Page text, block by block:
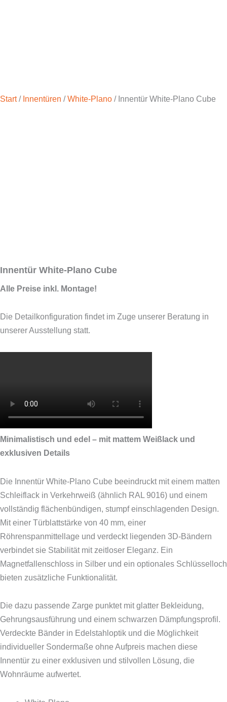
Start/ Innentüren /White-Plano / Innentür White-Plano Cube
Innentür White-Plano Cube
Alle Preise inkl. Montage!
Die Detailkonfiguration findet im Zuge unserer Beratung in
unserer Ausstellung statt.
Minimalistisch und edel – mit mattem Weißlack und
exklusiven Details
Die Innentür White-Plano Cube beeindruckt mit einem matten
Schleiflack in Verkehrweiß (ähnlich RAL 9016) und einem
vollständig flächenbündigen, stumpf einschlagenden Design.
Mit einer Türblattstärke von 40 mm, einer
Röhrenspanmittellage und verdeckt liegenden 3D-Bändern
verbindet sie Stabilität mit zeitloser Eleganz. Ein
Magnetfallenschloss in Silber und ein optionales Schlüsselloch
bieten zusätzliche Funktionalität.
Die dazu passende Zarge punktet mit glatter Bekleidung,
Gehrungsausführung und einem schwarzen Dämpfungsprofil.
Verdeckte Bänder in Edelstahloptik und die Möglichkeit
individueller Sondermaße ohne Aufpreis machen diese
Innentür zu einer exklusiven und stilvollen Lösung, die
Wohnräume aufwertet.